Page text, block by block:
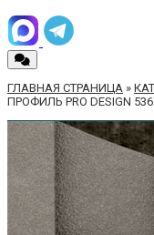
ГЛАВНАЯ СТРАНИЦА »
ПРОФИЛЬ PRO DESIGN